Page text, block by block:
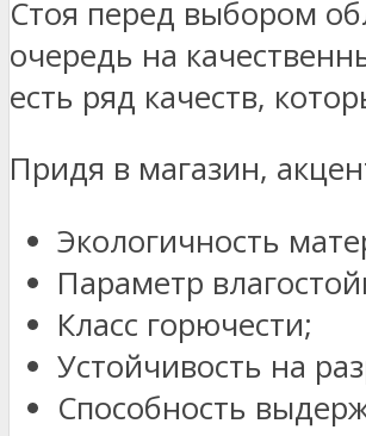
Стоя перед выбором
очередь на
есть ряд качеств,
Придя в магазин,
Экологичность
Параметр
Класс горючести;
Устойчивость на
Способность